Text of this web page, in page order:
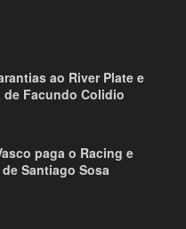
ao River Plate e
Facundo Colidio
paga o Racing e
Santiago Sosa